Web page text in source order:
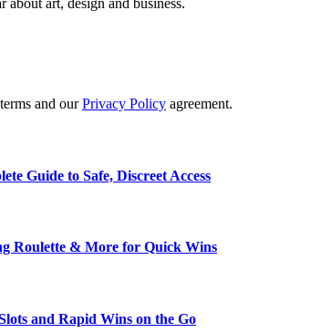
about art, design and business.
and ourPrivacy Policy agreement.
Guide to Safe, Discreet Access
Roulette & More for Quick Wins
and Rapid Wins on the Go